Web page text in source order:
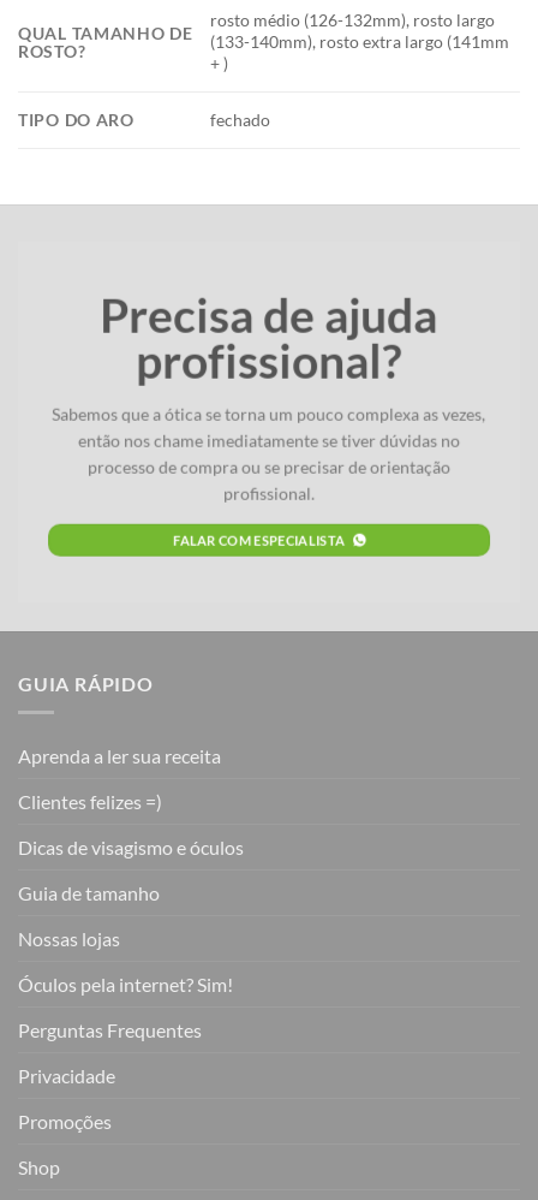
QUAL TAMANHO DE
ROSTO?
rosto médio (126-132mm), rosto largo
(133-140mm), rosto extra largo (141mm
+ )
TIPO DO ARO fechado
Precisa de ajuda
profissional?
Sabemos que a ótica se torna um pouco complexa as vezes,
então nos chame imediatamente se tiver dúvidas no
processo de compra ou se precisar de orientação
profissional.
FALAR COM ESPECIALISTA
GUIA RÁPIDO
Aprenda a ler sua receita
Clientes felizes =)
Dicas de visagismo e óculos
Guia de tamanho
Nossas lojas
Óculos pela internet? Sim!
Perguntas Frequentes
Privacidade
Promoções
Shop